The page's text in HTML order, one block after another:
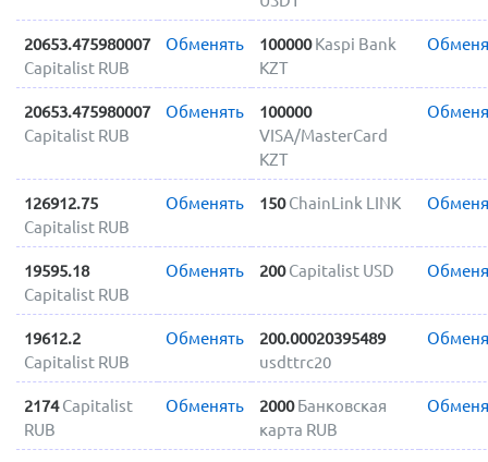
20653.475980007
Capitalist RUB
Обменять 100000 Kaspi Bank
KZT
20653.475980007
Capitalist RUB
Обменять
100000
VISA/MasterCard
KZT
126912.75
Capitalist RUB
Обменять 150 ChainLink LINK
19595.18
Capitalist RUB
Обменять 200 Capitalist USD
19612.2
Capitalist RUB
Обменять
200.00020395489
usdttrc20
2174 Capitalist
RUB
Обменять 2000 Банковская
карта RUB